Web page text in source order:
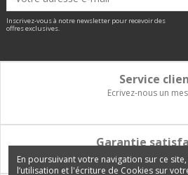
Inscrivez-vous à notre newsletter pour recevoir des
offres exclusives.
Service
Ecrivez-nous un
Garantie
Vous disposez de 14 jours pour
En poursuivant votre navigation sur ce
l’utilisation et l'écriture de Cookies sur